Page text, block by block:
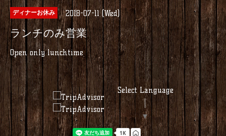
ディナーお休み 2018-07-11 (Wed)
ランチのみ営業
Open only lunchtime
Select Language
▼